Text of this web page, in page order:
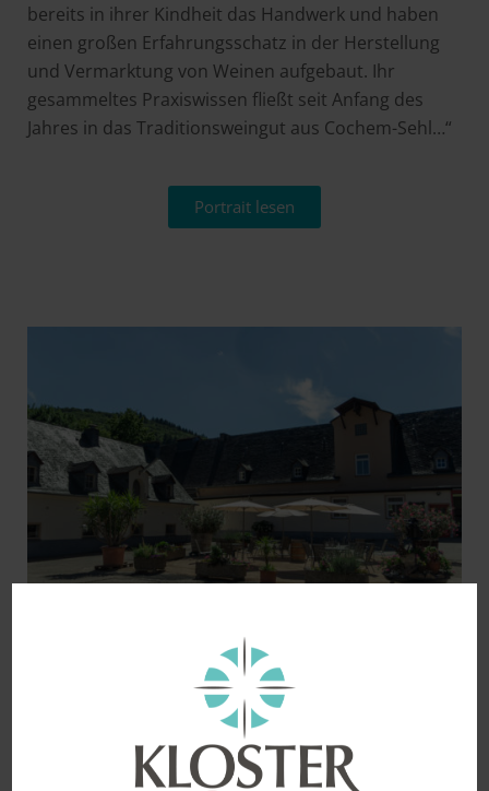
bereits in ihrer Kindheit das Handwerk und haben
einen großen Erfahrungsschatz in der Herstellung
und Vermarktung von Weinen aufgebaut. Ihr
gesammeltes Praxiswissen fließt seit Anfang des
Jahres in das Traditionsweingut aus Cochem-Sehl…“
Portrait lesen
Blick aktuell vom 21. August 2019
Das Weingut steht unter neuer Führung